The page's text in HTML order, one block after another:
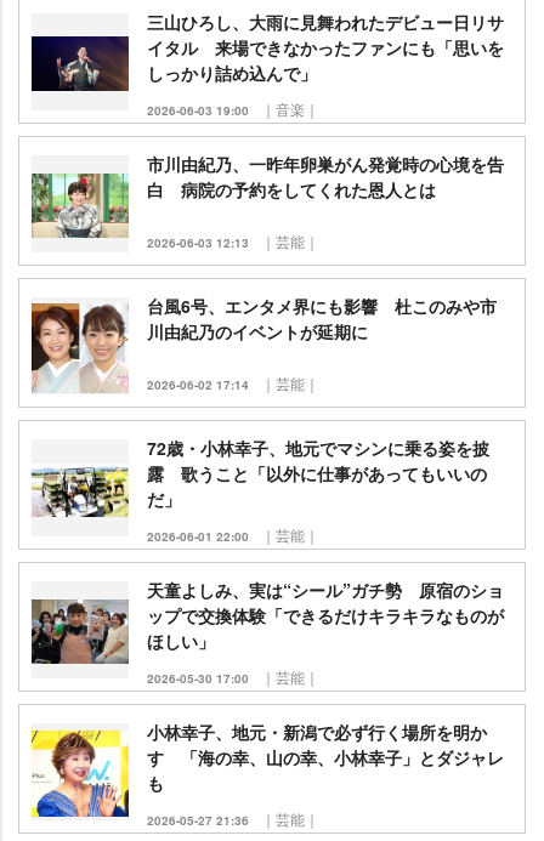
三山ひろし、大雨に見舞われたデビュー日リサ
イタル 来場できなかったファンにも「思いを
しっかり詰め込んで」
2026-06-03 19:00 ｜音楽｜
市川由紀乃、一昨年卵巣がん発覚時の心境を告
白 病院の予約をしてくれた恩人とは
2026-06-03 12:13 ｜芸能｜
台風6号、エンタメ界にも影響 杜このみや市
川由紀乃のイベントが延期に
2026-06-02 17:14 ｜芸能｜
72歳・小林幸子、地元でマシンに乗る姿を披
露 歌うこと「以外に仕事があってもいいの
だ」
2026-06-01 22:00 ｜芸能｜
天童よしみ、実は“シール”ガチ勢 原宿のショ
ップで交換体験「できるだけキラキラなものが
ほしい」
2026-05-30 17:00 ｜芸能｜
小林幸子、地元・新潟で必ず行く場所を明か
す 「海の幸、山の幸、小林幸子」とダジャレ
も
2026-05-27 21:36 ｜芸能｜